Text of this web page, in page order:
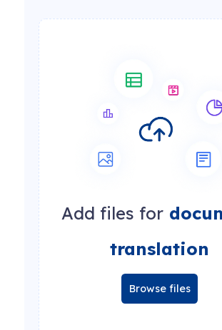
Add files for
translation
Browse files